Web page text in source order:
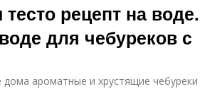
рецепт на воде.
для чебуреков с
дома ароматные и хрустящие чебуреки